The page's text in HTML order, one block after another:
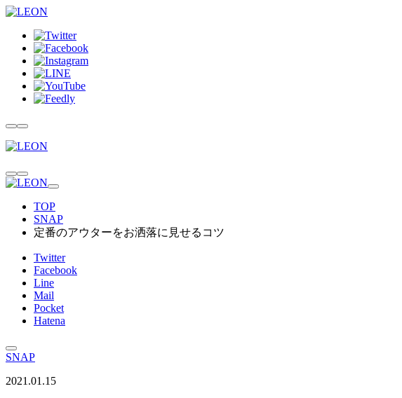
TOP
SNAP
定番のアウターをお洒落に見せるコツ
Twitter
Facebook
Line
Mail
Pocket
Hatena
SNAP
2021.01.15